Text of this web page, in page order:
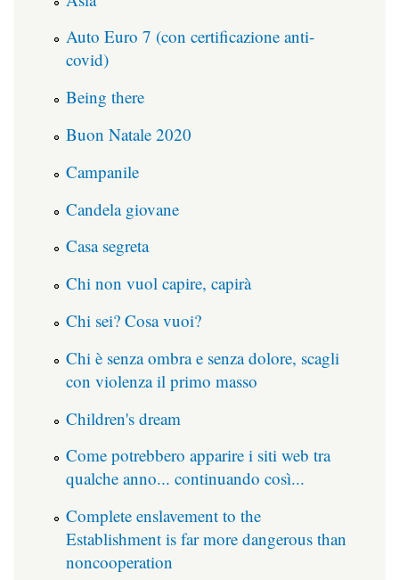
Auto Euro 7 (con certificazione anti-
covid)
Being there
Buon Natale 2020
Campanile
Candela giovane
Casa segreta
Chi non vuol capire, capirà
Chi sei? Cosa vuoi?
Chi è senza ombra e senza dolore, scagli
con violenza il primo masso
Children's dream
Come potrebbero apparire i siti web tra
qualche anno... continuando così...
Complete enslavement to the
Establishment is far more dangerous than
noncooperation